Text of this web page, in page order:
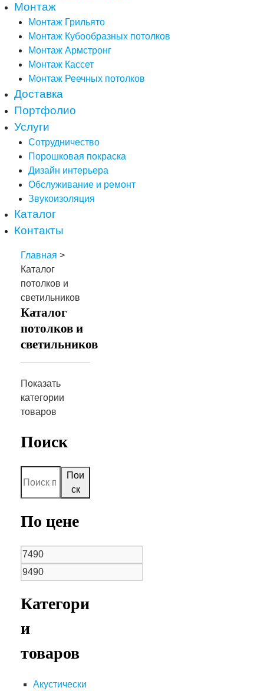
Монтаж
Монтаж Грильято
Монтаж Кубообразных потолков
Монтаж Армстронг
Монтаж Кассет
Монтаж Реечных потолков
Доставка
Портфолио
Услуги
Сотрудничество
Порошковая покраска
Дизайн интерьера
Обслуживание и ремонт
Звукоизоляция
Каталог
Контакты
Главная >
Каталог
потолков и
светильников
Каталог
потолков и
светильников
Показать
категории
товаров
Поиск
Пои
ск
По цене
Категори
и
товаров
Акустически